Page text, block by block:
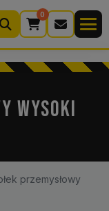
0
33 11
WYSOKI
przemysłowy